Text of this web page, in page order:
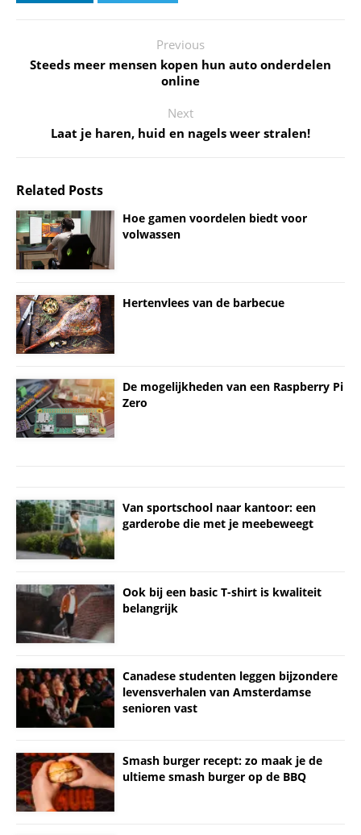
Previous
Steeds meer mensen kopen hun auto onderdelen
online
Next
Laat je haren, huid en nagels weer stralen!
Related Posts
Hoe gamen voordelen biedt voor
volwassen
Hertenvlees van de barbecue
De mogelijkheden van een Raspberry Pi
Zero
Van sportschool naar kantoor: een
garderobe die met je meebeweegt
Ook bij een basic T-shirt is kwaliteit
belangrijk
Canadese studenten leggen bijzondere
levensverhalen van Amsterdamse
senioren vast
Smash burger recept: zo maak je de
ultieme smash burger op de BBQ